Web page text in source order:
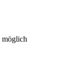
möglich